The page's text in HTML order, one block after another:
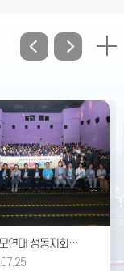
장애인부모연대 성동지회 영화 관람